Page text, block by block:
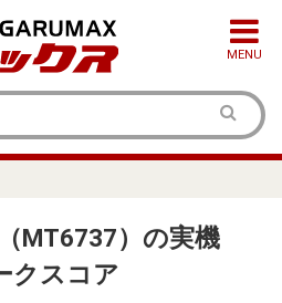
MENU
（MT6737）の実機
クスコア